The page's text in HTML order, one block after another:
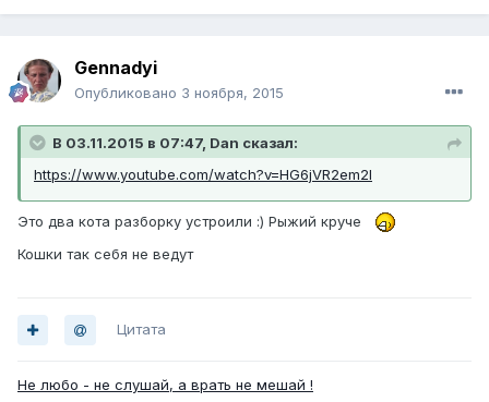
Gennadyi
Опубликовано 3 ноября, 2015
В 03.11.2015 в 07:47, Dan сказал:
https://www.youtube.com/watch?v=HG6jVR2em2I
Это два кота разборку устроили :) Рыжий круче
Кошки так себя не ведут
Цитата
Не любо - не слушай, а врать не мешай !